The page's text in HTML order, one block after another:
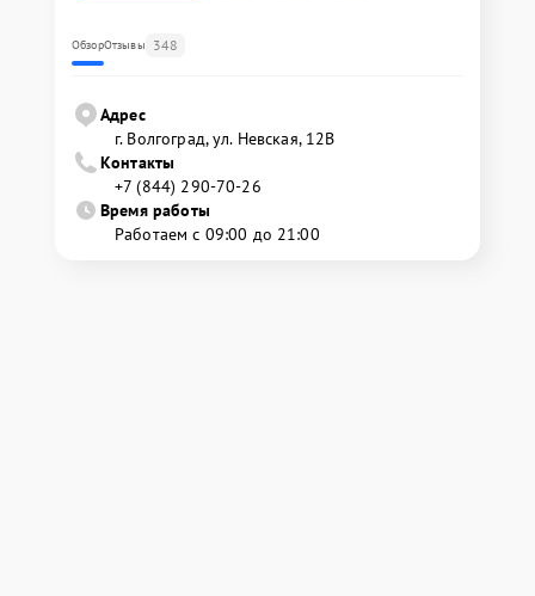
ОбзорОтзывы 348
Адрес
г. Волгоград, ул. Невская, 12В
Контакты
+7 (844) 290-70-26
Время работы
Работаем с 09:00 до 21:00